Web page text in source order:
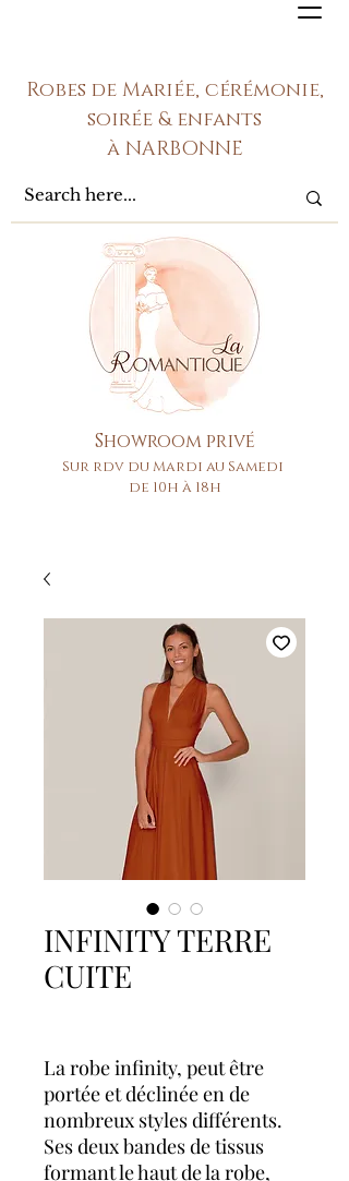
Showroom privé
Sur rdv du Mardi au Samedi
de 10h à 18h
Robes de Mariée, cérémonie,
soirée & enfants
à NARBONNE
INFINITY TERRE
CUITE
La robe infinity, peut être
portée et déclinée en de
nombreux styles différents.
Ses deux bandes de tissus
formant le haut de la robe,